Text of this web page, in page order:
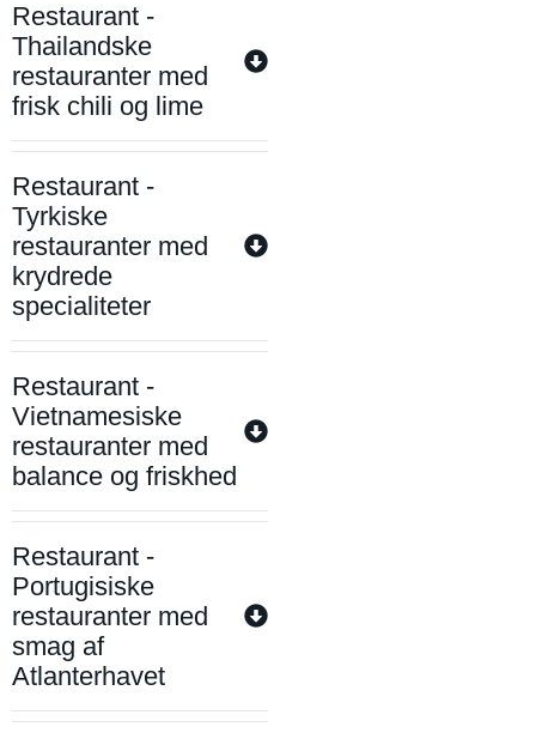
Restaurant -
Thailandske
restauranter med
frisk chili og lime
Restaurant -
Tyrkiske
restauranter med
krydrede
specialiteter
Restaurant -
Vietnamesiske
restauranter med
balance og friskhed
Restaurant -
Portugisiske
restauranter med
smag af
Atlanterhavet